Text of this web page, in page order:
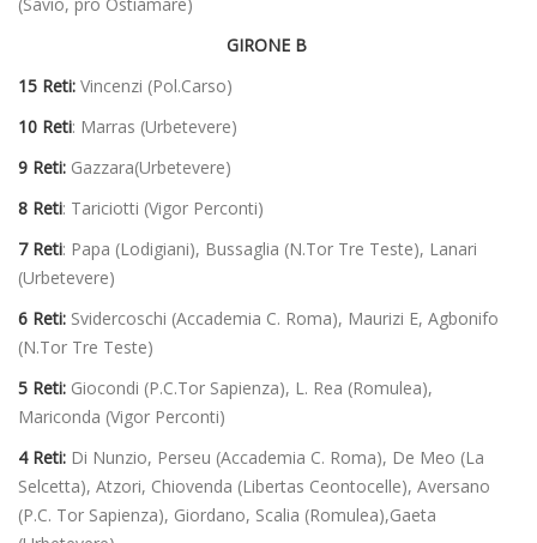
GIRONE B
15 Reti: Vincenzi (Pol.Carso)
10 Reti: Marras (Urbetevere)
9 Reti: Gazzara(Urbetevere)
8 Reti: Tariciotti (Vigor Perconti)
7 Reti: Papa (Lodigiani), Bussaglia (N.Tor Tre Teste), Lanari
(Urbetevere)
6 Reti: Svidercoschi (Accademia C. Roma), Maurizi E, Agbonifo
(N.Tor Tre Teste)
5 Reti: Giocondi (P.C.Tor Sapienza), L. Rea (Romulea),
Mariconda (Vigor Perconti)
4 Reti: Di Nunzio, Perseu (Accademia C. Roma), De Meo (La
Selcetta), Atzori, Chiovenda (Libertas Ceontocelle), Aversano
(P.C. Tor Sapienza), Giordano, Scalia (Romulea),Gaeta